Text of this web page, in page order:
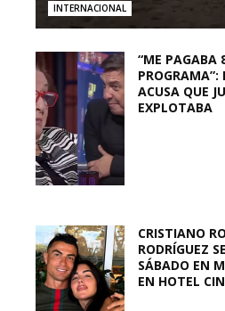
INTERNACIONAL
“ME PAGABA
PROGRAMA”:
ACUSA QUE
EXPLOTABA
CRISTIANO
RODRÍGUEZ
SÁBADO EN
EN HOTEL